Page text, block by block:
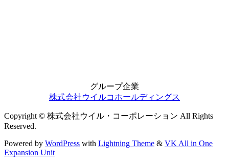
グループ企業
株式会社ウイルコホールディングス
Copyright © 株式会社ウイル・コーポレーション All Rights
Reserved.
Powered by WordPress with Lightning Theme & VK All in One
Expansion Unit